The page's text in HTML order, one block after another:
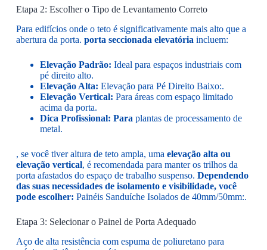
Etapa 2: Escolher o Tipo de Levantamento Correto
Para edifícios onde o teto é significativamente mais alto que a
abertura da porta. porta seccionada elevatória incluem:
Elevação Padrão: Ideal para espaços industriais com
pé direito alto.
Elevação Alta: Elevação para Pé Direito Baixo:.
Elevação Vertical: Para áreas com espaço limitado
acima da porta.
Dica Profissional: Para plantas de processamento de
metal.
, se você tiver altura de teto ampla, uma elevação alta ou
elevação vertical, é recomendada para manter os trilhos da
porta afastados do espaço de trabalho suspenso. Dependendo
das suas necessidades de isolamento e visibilidade, você
pode escolher: Painéis Sanduíche Isolados de 40mm/50mm:.
Etapa 3: Selecionar o Painel de Porta Adequado
Aço de alta resistência com espuma de poliuretano para